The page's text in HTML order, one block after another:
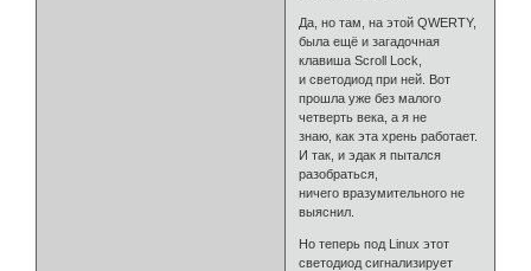
Да, но там, на этой QWERTY,
была ещё и загадочная
клавиша Scroll Lock,
и светодиод при ней. Вот
прошла уже без малого
четверть века, а я не
знаю, как эта хрень работает.
И так, и эдак я пытался
разобраться,
ничего вразумительного не
выяснил.
Но теперь под Linux этот
светодиод сигнализирует